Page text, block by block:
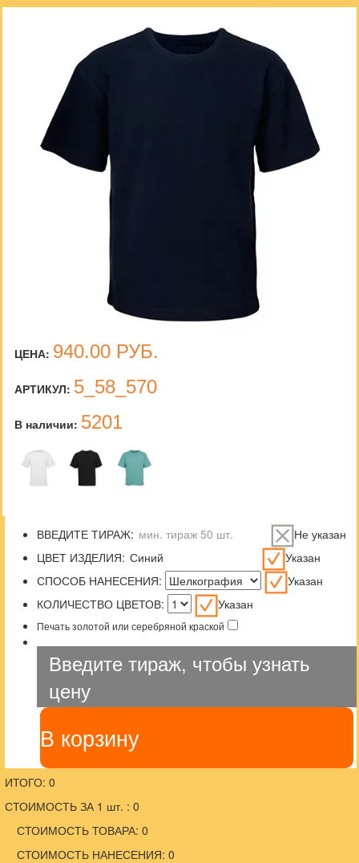
ЦЕНА: 940.00 РУБ.
АРТИКУЛ: 5_58_570
В наличии: 5201
ВВЕДИТЕ ТИРАЖ:
Не указан
ЦВЕТ ИЗДЕЛИЯ:
Указан
СПОСОБ НАНЕСЕНИЯ:
Указан
КОЛИЧЕСТВО ЦВЕТОВ:
Указан
Печать золотой или серебряной краской
Введите тираж, чтобы узнать
цену
В корзину
ИТОГО: 0
СТОИМОСТЬ ЗА 1 шт. : 0
СТОИМОСТЬ ТОВАРА: 0
СТОИМОСТЬ НАНЕСЕНИЯ: 0